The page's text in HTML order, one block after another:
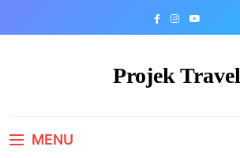
Projek Travel
MENU